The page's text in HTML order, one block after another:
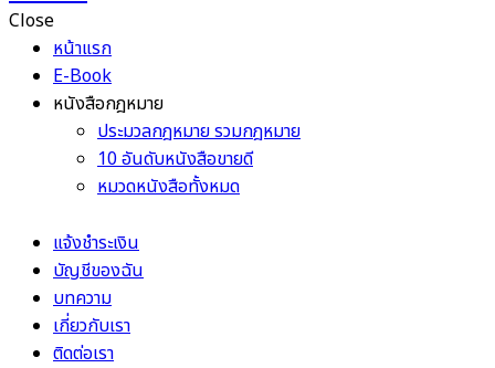
Close
หน้าแรก
E-Book
หนังสือกฎหมาย
ประมวลกฎหมาย รวมกฎหมาย
10 อันดับหนังสือขายดี
หมวดหนังสือทั้งหมด
แจ้งชำระเงิน
บัญชีของฉัน
บทความ
เกี่ยวกับเรา
ติดต่อเรา